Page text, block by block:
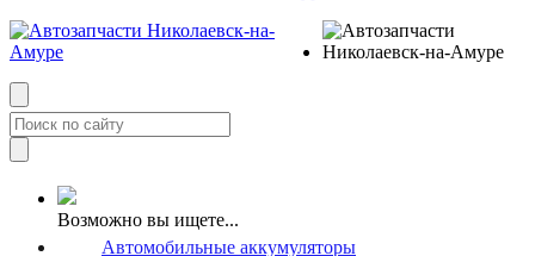
Возможно вы ищете...
Автомобильные аккумуляторы